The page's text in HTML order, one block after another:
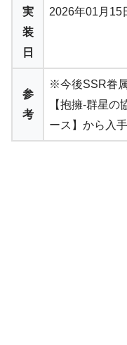
実
装
日
2026年01月15
参
考
※今後SSR眷
【抱擁-群星
ース】から入